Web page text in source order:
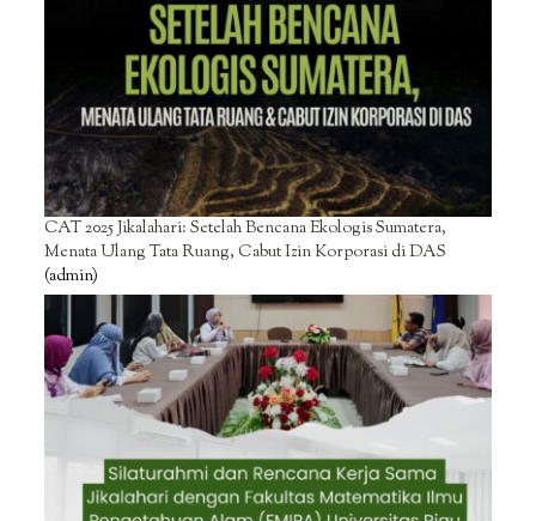
CAT 2025 Jikalahari: Setelah Bencana Ekologis Sumatera,
Menata Ulang Tata Ruang, Cabut Izin Korporasi di DAS
(admin)